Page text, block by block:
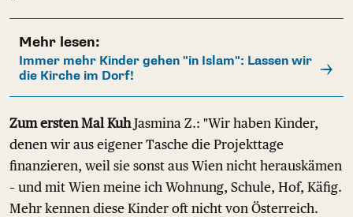
Mehr lesen:
Immer mehr Kinder gehen "in Islam": Lassen wir
die Kirche im Dorf!
Zum ersten Mal KuhJasmina Z.: "Wir haben Kinder,
denen wir aus eigener Tasche die Projekttage
finanzieren, weil sie sonst aus Wien nicht herauskämen
– und mit Wien meine ich Wohnung, Schule, Hof, Käfig.
Mehr kennen diese Kinder oft nicht von Österreich.